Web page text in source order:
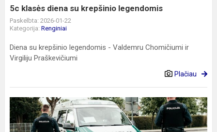
5c klasės diena su krepšinio legendomis
Paskelbta: 2026-01-22
Kategorija: Renginiai
Diena su krepšinio legendomis - Valdemru Chomičiumi ir
Virgiliju Praškevičiumi
Plačiau
Dalijamės
sekmadienio
vakarą